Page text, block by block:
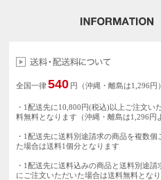
全国一律540 円（沖縄・離島は1,296円）
・1配送先に10,800円(税込)以上ご注文い
料無料となります（沖縄・離島は1,296円
・1配送先に送料別途請求の商品を複数個
た場合は送料1個分となります
・1配送先に送料込みの商品と送料別途請
にご注文いただいた場合は送料無料とな